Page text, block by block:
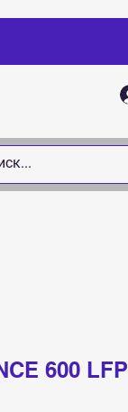
600 LFP